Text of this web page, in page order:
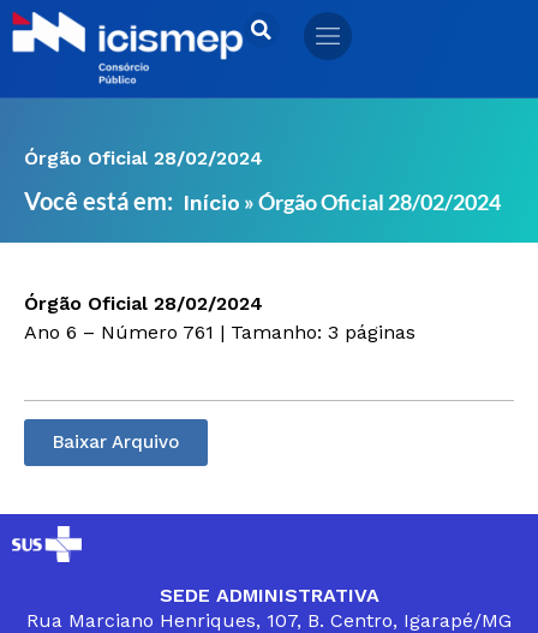
Ir
para
Órgão Oficial 28/02/2024
Você está em: Início »Órgão Oficial 28/02/2024
Órgão Oficial 28/02/2024
Ano 6 – Número 761 | Tamanho: 3 páginas
Baixar Arquivo
SEDE ADMINISTRATIVA
Rua Marciano Henriques, 107, B. Centro, Igarapé/MG